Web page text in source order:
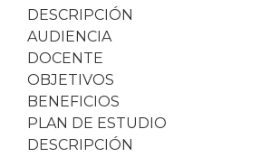
DESCRIPCIÓN
AUDIENCIA
DOCENTE
OBJETIVOS
BENEFICIOS
PLAN DE ESTUDIO
DESCRIPCIÓN